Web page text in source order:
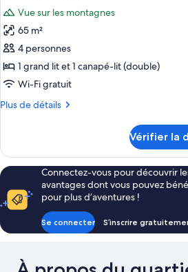
Chambre
Deluxe
les
photos
pour
ce
type
chambre :
chambre
Vue sur les montagnes
65 m²
4 personnes
1 grand lit et 1 canapé-lit (double)
Wi-Fi gratuit
Plus de détails
Plus
le
type
de
chambre
Suite,
chambre
Vérifier la
Connectez-vous pour découvrir
avantages dont vous pouvez
pour plus d’aventures !
Se connecter S’inscrire